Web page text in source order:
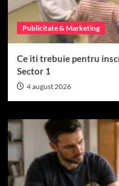
Publicitate & Marketing
Ce iti trebuie pentru
Sector 1
4 august 2026